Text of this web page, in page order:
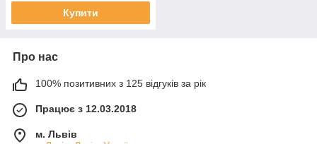
Купити
Про нас
100% позитивних з 125 відгуків за рік
Працює з 12.03.2018
м. Львів